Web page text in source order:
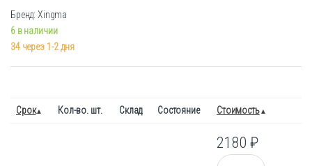
Бренд: Xingma
6 в наличии
34 через 1-2 дня
Срок Кол-во. шт. Склад Состояние Стоимость
2180₽
Количество